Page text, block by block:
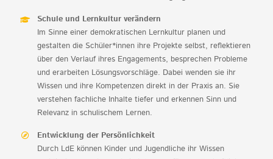
Schule und Lernkultur verändern
Im Sinne einer demokratischen Lernkultur planen und
gestalten die Schüler*innen ihre Projekte selbst, reflektieren
über den Verlauf ihres Engagements, besprechen Probleme
und erarbeiten Lösungsvorschläge. Dabei wenden sie ihr
Wissen und ihre Kompetenzen direkt in der Praxis an. Sie
verstehen fachliche Inhalte tiefer und erkennen Sinn und
Relevanz in schulischem Lernen.
Entwicklung der Persönlichkeit
Durch LdE können Kinder und Jugendliche ihr Wissen